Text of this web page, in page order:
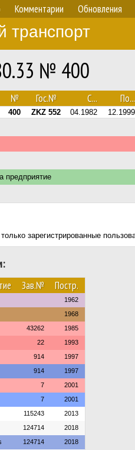
Комментарии Обновления
транспорт
№ 400
№ Гос.№ С... По...
400 ZKZ 552 04.1982 12.1999
предприятие
зарегистрированные
Зав.№ Постр.
1962
1968
43262 1985
22 1993
914 1997
914 1997
7 2001
7 2001
115243 2013
124714 2018
124714 2018